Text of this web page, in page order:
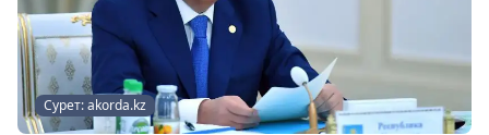
Сурет: akorda.kz